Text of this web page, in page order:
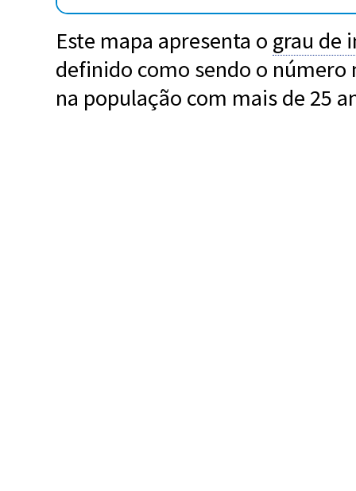
Este mapa apresenta o grau de
definido como sendo o número
na população com mais de 25